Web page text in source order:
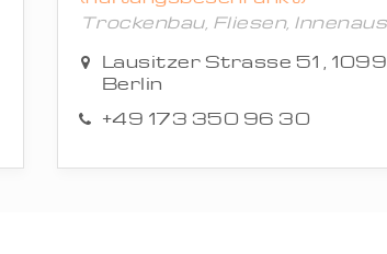
Trockenbau, Fliesen,
Lausitzer Strasse 51 ,
Berlin
+49 173 350 96 30